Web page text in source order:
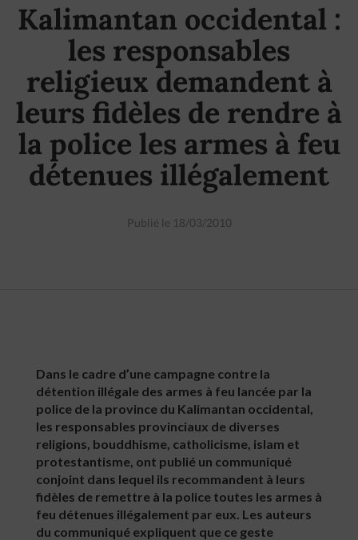
Kalimantan occidental :
les responsables
religieux demandent à
leurs fidèles de rendre à
la police les armes à feu
détenues illégalement
Publié le 18/03/2010
Dans le cadre d’une campagne contre la
détention illégale des armes à feu lancée par la
police de la province du Kalimantan occidental,
les responsables provinciaux de diverses
religions, bouddhisme, catholicisme, islam et
protestantisme, ont publié un communiqué
conjoint dans lequel ils recommandent à leurs
fidèles de remettre à la police toutes les armes à
feu détenues illégalement par eux. Les auteurs
du communiqué expliquent que ce geste